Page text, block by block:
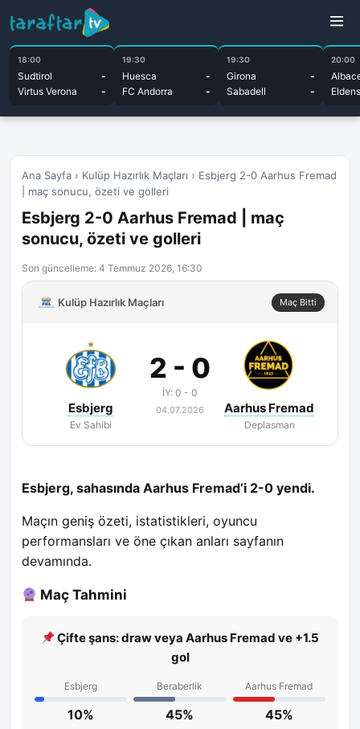
18:00
Sudtirol
-
Virtus Verona
-
19:30
Huesca
-
FC Andorra
-
19:30
Girona
-
Sabadell
-
20:00
Ana Sayfa › Kulüp Hazırlık Maçları › Esbjerg 2-0 Aarhus Fremad
| maç sonucu, özeti ve golleri
Esbjerg 2-0 Aarhus Fremad | maç
sonucu, özeti ve golleri
Son güncelleme: 4 Temmuz 2026, 16:30
Kulüp Hazırlık Maçları Maç Bitti
Esbjerg
Ev Sahibi
2 - 0
İY: 0 - 0
04.07.2026 Aarhus Fremad
Deplasman
Esbjerg, sahasında Aarhus Fremad’i 2-0 yendi.
Maçın geniş özeti, istatistikleri, oyuncu
performansları ve öne çıkan anları sayfanın
devamında.
Maç Tahmini
Çifte şans: draw veya Aarhus Fremad ve +1.5
gol
Esbjerg
10%
Beraberlik
45%
Aarhus Fremad
45%